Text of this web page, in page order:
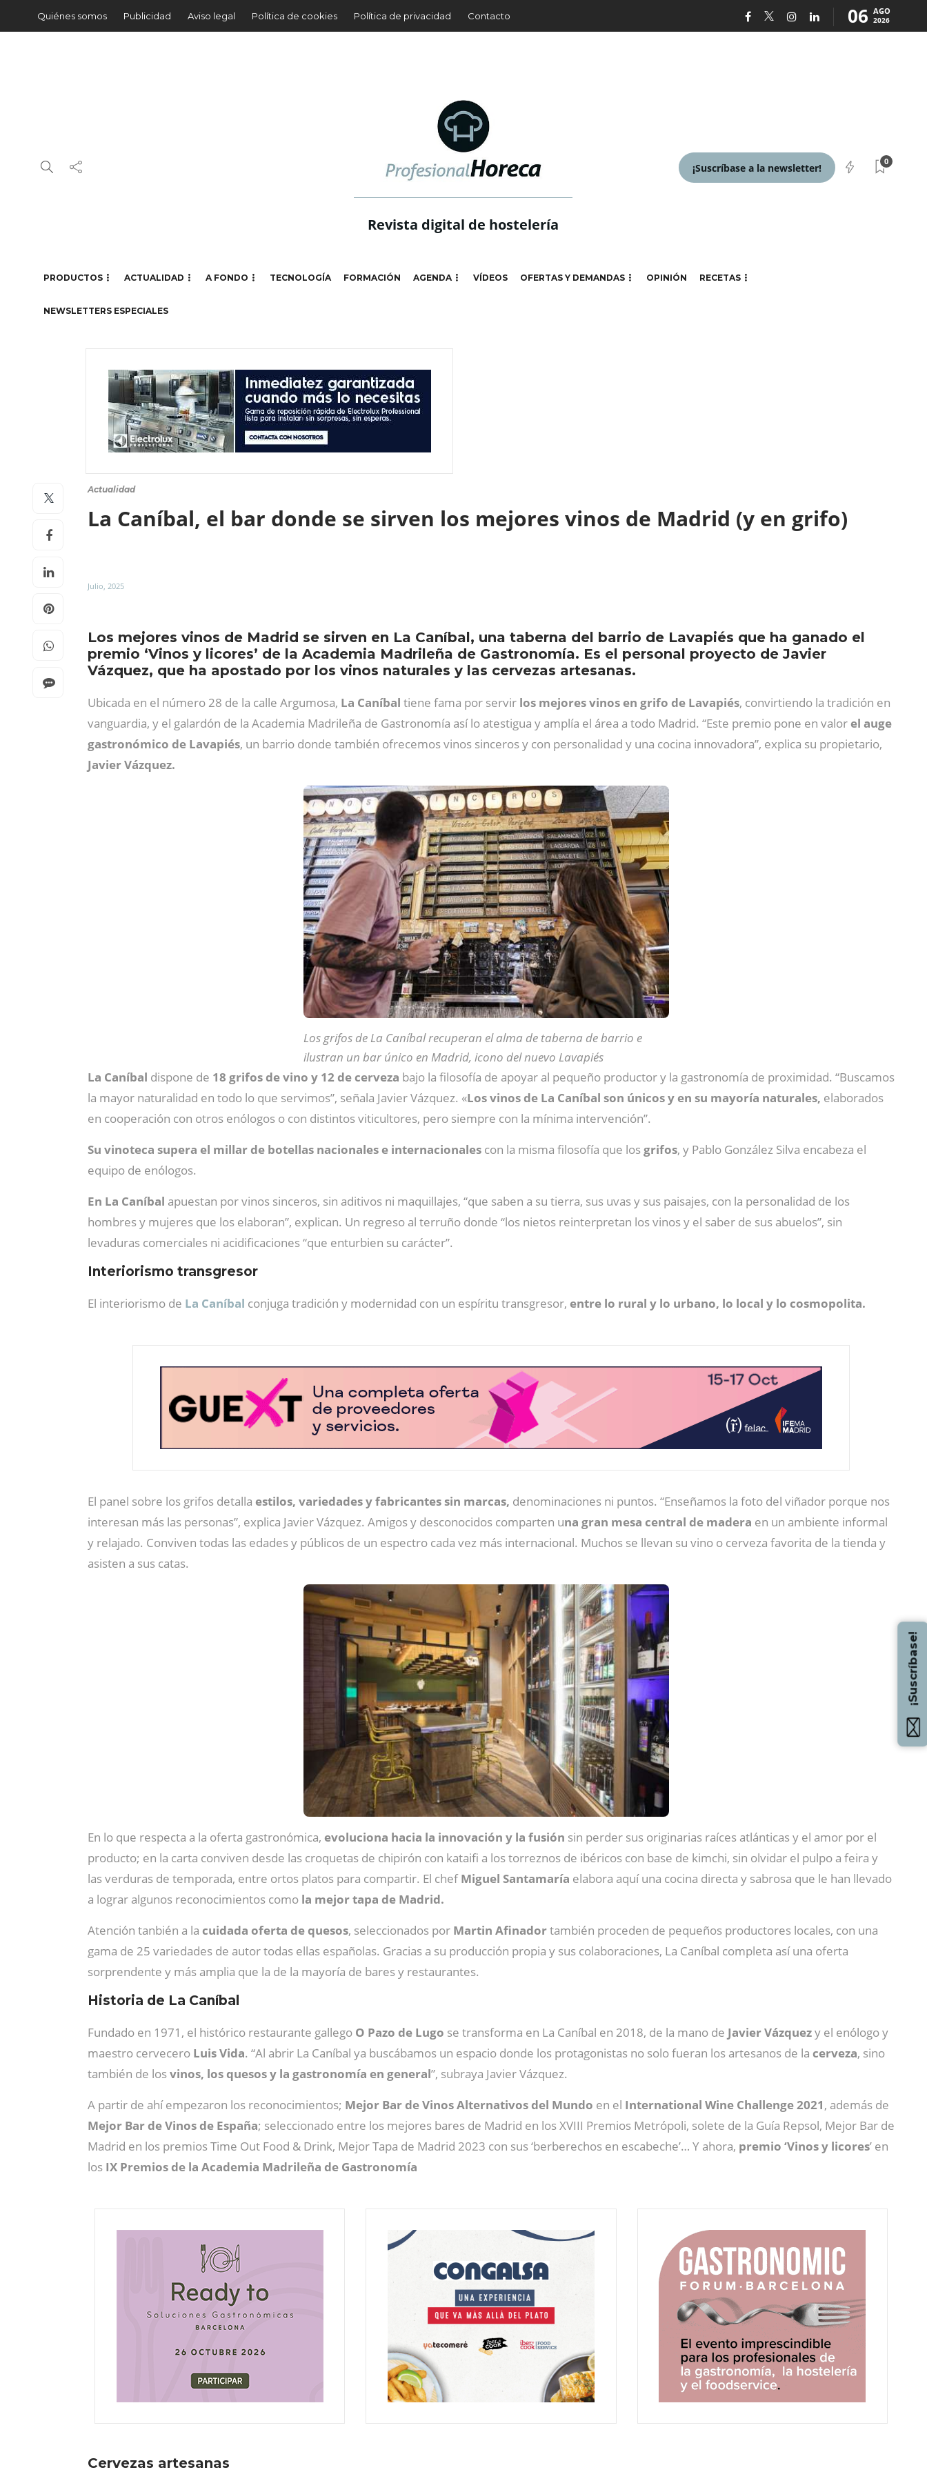
Quiénes somos Publicidad Aviso legal Política de cookies Política de privacidad Contacto 06 AGO
2026
Revista digital de hostelería
¡Suscríbase a la newsletter!
0
PRODUCTOS ACTUALIDAD A FONDO TECNOLOGÍA FORMACIÓN AGENDA VÍDEOS OFERTAS Y DEMANDAS OPINIÓN RECETAS
NEWSLETTERS ESPECIALES
Actualidad
La Caníbal, el bar donde se sirven los mejores vinos de Madrid (y en grifo)
Julio, 2025
Los mejores vinos de Madrid se sirven en La Caníbal, una taberna del barrio de Lavapiés que ha ganado el
premio ‘Vinos y licores’ de la Academia Madrileña de Gastronomía. Es el personal proyecto de Javier
Vázquez, que ha apostado por los vinos naturales y las cervezas artesanas.
Ubicada en el número 28 de la calle Argumosa, La Caníbal tiene fama por servir los mejores vinos en grifo de Lavapiés, convirtiendo la tradición en
vanguardia, y el galardón de la Academia Madrileña de Gastronomía así lo atestigua y amplía el área a todo Madrid. “Este premio pone en valorel auge
gastronómico de Lavapiés, un barrio donde también ofrecemos vinos sinceros y con personalidad y una cocina innovadora”, explica su propietario,
Javier Vázquez.
Los grifos de La Caníbal recuperan el alma de taberna de barrio e
ilustran un bar único en Madrid, icono del nuevo Lavapiés
La Caníbal dispone de 18 grifos de vino y 12 de cerveza bajo la filosofía de apoyar al pequeño productor y la gastronomía de proximidad. “Buscamos
la mayor naturalidad en todo lo que servimos”, señala Javier Vázquez. «Los vinos de La Caníbal son únicos y en su mayoría naturales, elaborados
en cooperación con otros enólogos o con distintos viticultores, pero siempre con la mínima intervención”.
Su vinoteca supera el millar de botellas nacionales e internacionales con la misma filosofía que los grifos, y Pablo González Silva encabeza el
equipo de enólogos.
En La Caníbal apuestan por vinos sinceros, sin aditivos ni maquillajes, “que saben a su tierra, sus uvas y sus paisajes, con la personalidad de los
hombres y mujeres que los elaboran”, explican. Un regreso al terruño donde “los nietos reinterpretan los vinos y el saber de sus abuelos”, sin
levaduras comerciales ni acidificaciones “que enturbien su carácter”.
Interiorismo transgresor
El interiorismo de La Caníbal conjuga tradición y modernidad con un espíritu transgresor, entre lo rural y lo urbano, lo local y lo cosmopolita.
El panel sobre los grifos detalla estilos, variedades y fabricantes sin marcas, denominaciones ni puntos. “Enseñamos la foto del viñador porque nos
interesan más las personas”, explica Javier Vázquez. Amigos y desconocidos comparten una gran mesa central de madera en un ambiente informal
y relajado. Conviven todas las edades y públicos de un espectro cada vez más internacional. Muchos se llevan su vino o cerveza favorita de la tienda y
asisten a sus catas.
En lo que respecta a la oferta gastronómica, evoluciona hacia la innovación y la fusión sin perder sus originarias raíces atlánticas y el amor por el
producto; en la carta conviven desde las croquetas de chipirón con kataifi a los torreznos de ibéricos con base de kimchi, sin olvidar el pulpo a feira y
las verduras de temporada, entre ortos platos para compartir. El chefMiguel Santamaría elabora aquí una cocina directa y sabrosa que le han llevado
a lograr algunos reconocimientos como la mejor tapa de Madrid.
Atención tanbién a la cuidada oferta de quesos, seleccionados por Martin Afinadortambién proceden de pequeños productores locales, con una
gama de 25 variedades de autor todas ellas españolas. Gracias a su producción propia y sus colaboraciones, La Caníbal completa así una oferta
sorprendente y más amplia que la de la mayoría de bares y restaurantes.
Historia de La Caníbal
Fundado en 1971, el histórico restaurante gallego O Pazo de Lugo se transforma en La Caníbal en 2018, de la mano de Javier Vázquezy el enólogo y
maestro cervecero Luis Vida. “Al abrir La Caníbal ya buscábamos un espacio donde los protagonistas no solo fueran los artesanos de la cerveza, sino
también de losvinos, los quesos y la gastronomía en general”, subraya Javier Vázquez.
A partir de ahí empezaron los reconocimientos; Mejor Bar de Vinos Alternativos del Mundo en el International Wine Challenge 2021, además de
Mejor Bar de Vinos de España; seleccionado entre los mejores bares de Madrid en los XVIII Premios Metrópoli, solete de la Guía Repsol, Mejor Bar de
Madrid en los premios Time Out Food & Drink, Mejor Tapa de Madrid 2023 con sus ‘berberechos en escabeche’… Y ahora, premio ‘Vinos y licores’ en
los IX Premios de la Academia Madrileña de Gastronomía
Cervezas artesanas
¡Suscríbase!